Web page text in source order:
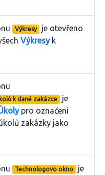
Výkresy
je otevřeno
Výkresyk
k dané zakázce je
pro označení
zakázky jako
Technologovo okno je